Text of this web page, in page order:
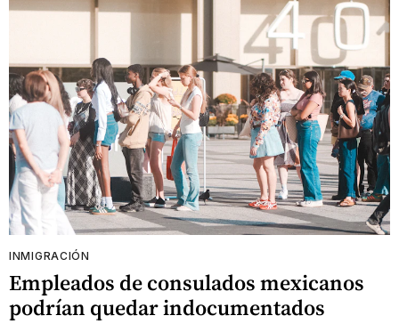
INMIGRACIÓN
Empleados de consulados mexicanos
podrían quedar indocumentados